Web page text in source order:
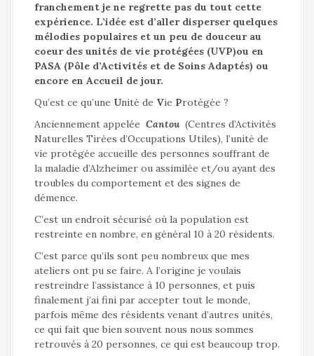
franchement je ne regrette pas du tout cette
expérience. L’idée est d’aller disperser quelques
mélodies populaires et un peu de douceur au
coeur des unités de vie protégées (UVP)ou en
PASA (Pôle d’Activités et de Soins Adaptés) ou
encore en Accueil de jour.
Qu’est ce qu’une Unité de Vie Protégée ?
Anciennement appelée Cantou (Centres d’Activités
Naturelles Tirées d’Occupations Utiles), l’unité de
vie protégée accueille des personnes souffrant de
la maladie d’Alzheimer ou assimilée et/ou ayant des
troubles du comportement et des signes de
démence.
C’est un endroit sécurisé où la population est
restreinte en nombre, en général 10 à 20 résidents.
C’est parce qu’ils sont peu nombreux que mes
ateliers ont pu se faire. A l’origine je voulais
restreindre l’assistance à 10 personnes, et puis
finalement j’ai fini par accepter tout le monde,
parfois même des résidents venant d’autres unités,
ce qui fait que bien souvent nous nous sommes
retrouvés à 20 personnes, ce qui est beaucoup trop.